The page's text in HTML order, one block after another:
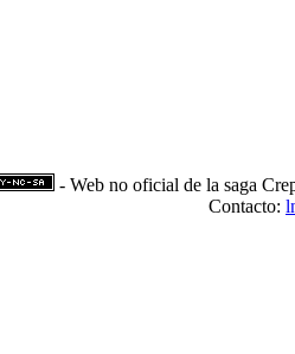
- Web no oficial de la saga
Contacto: